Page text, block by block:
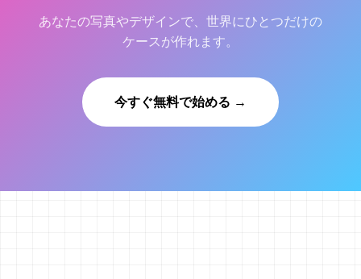
あなたの写真やデザインで、世界にひとつだけの
ケースが作れます。
今すぐ無料で始める →